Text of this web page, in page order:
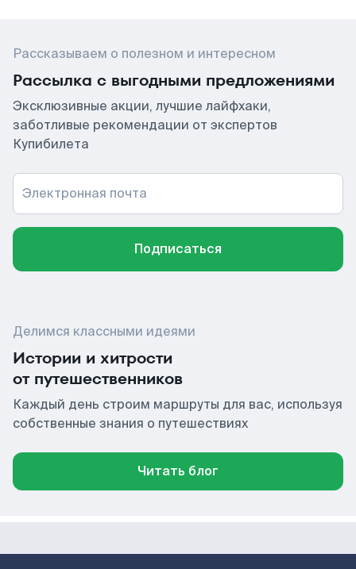
Рассказываем о полезном и интересном
Рассылка с выгодными предложениями
Эксклюзивные акции, лучшие лайфхаки,
заботливые рекомендации от экспертов
Купибилета
Электронная почта
Подписаться
Делимся классными идеями
Истории и хитрости
от путешественников
Каждый день строим маршруты для вас, используя
собственные знания о путешествиях
Читать блог